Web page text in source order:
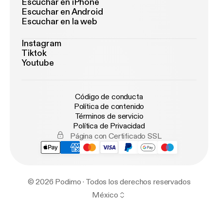
Escuchar en Android
Escuchar en la web
Instagram
Tiktok
Youtube
Código de conducta
Política de contenido
Términos de servicio
Política de Privacidad
Página con Certificado SSL
© 2026 Podimo · Todos los derechos reservados
México